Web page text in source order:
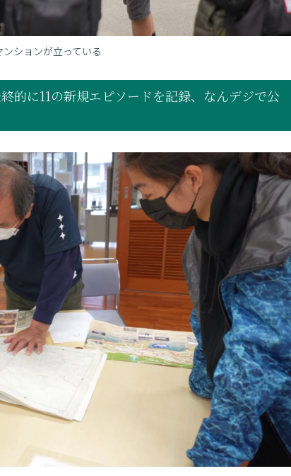
ションが立っている
的に11の新規エピソードを記録、なんデジで公